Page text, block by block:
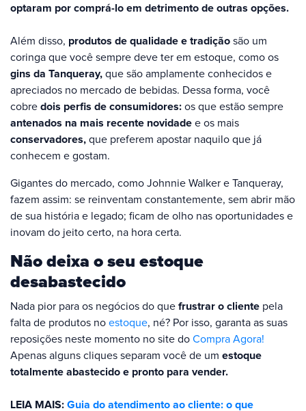
optaram por comprá-lo em detrimento de outras opções.
Além disso, produtos de qualidade e tradição são um
coringa que você sempre deve ter em estoque, como os
gins da Tanqueray, que são amplamente conhecidos e
apreciados no mercado de bebidas. Dessa forma, você
cobre dois perfis de consumidores: os que estão sempre
antenados na mais recente novidade e os mais
conservadores, que preferem apostar naquilo que já
conhecem e gostam.
Gigantes do mercado, como Johnnie Walker e Tanqueray,
fazem assim: se reinventam constantemente, sem abrir mão
de sua história e legado; ficam de olho nas oportunidades e
inovam do jeito certo, na hora certa.
Não deixa o seu estoque
desabastecido
Nada pior para os negócios do que frustrar o cliente pela
falta de produtos no estoque, né? Por isso, garanta as suas
reposições neste momento no site do Compra Agora!
Apenas alguns cliques separam você de um estoque
totalmente abastecido e pronto para vender.
LEIA MAIS: Guia do atendimento ao cliente: o que